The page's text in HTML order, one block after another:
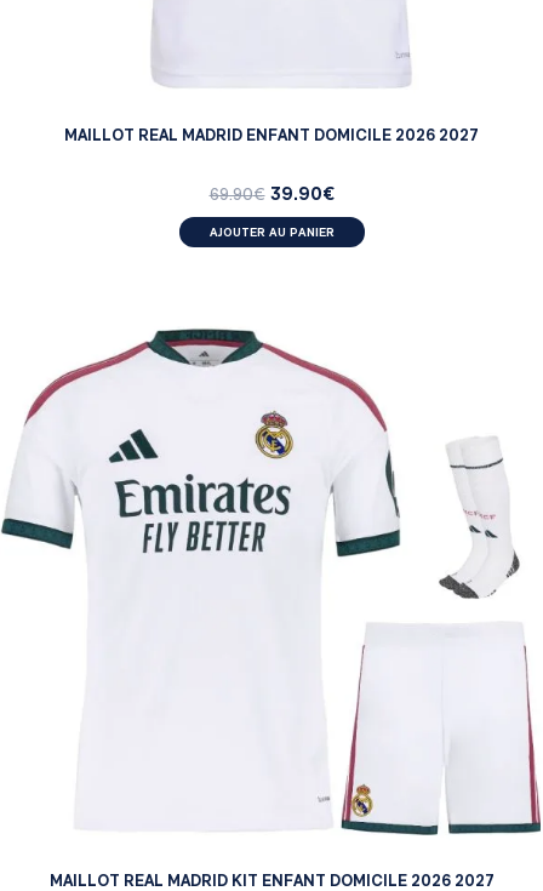
MAILLOT REAL MADRID ENFANT DOMICILE 2026 2027
69.90€ 39.90€
AJOUTER AU PANIER
MAILLOT REAL MADRID KIT ENFANT DOMICILE 2026 2027